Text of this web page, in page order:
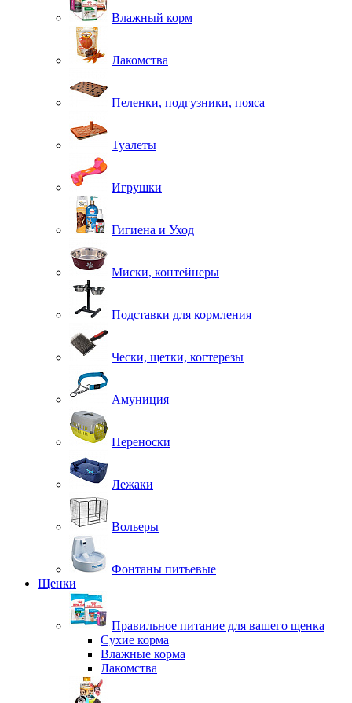
Влажный корм
Лакомства
Пеленки, подгузники, пояса
Туалеты
Игрушки
Гигиена и Уход
Миски, контейнеры
Подставки для кормления
Чески, щетки, когтерезы
Амуниция
Переноски
Лежаки
Вольеры
Фонтаны питьевые
Щенки
Правильное питание для вашего щенка
Сухие корма
Влажные корма
Лакомства